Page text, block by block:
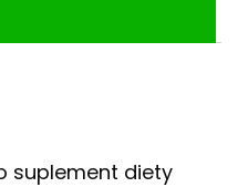
suplement diety